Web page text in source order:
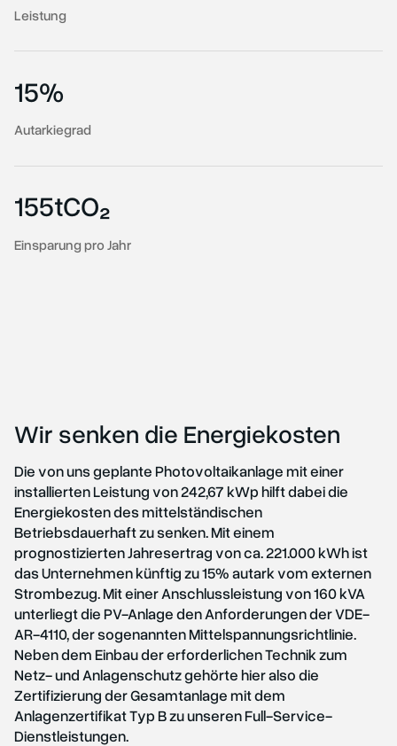
Leistung
15%
Autarkiegrad
155tCO₂
Einsparung pro Jahr
Wir senken die Energiekosten
Die von uns geplante Photovoltaikanlage mit einer
installierten Leistung von 242,67 kWp hilft dabei die
Energiekosten des mittelständischen
Betriebsdauerhaft zu senken. Mit einem
prognostizierten Jahresertrag von ca. 221.000 kWh ist
das Unternehmen künftig zu 15% autark vom externen
Strombezug. Mit einer Anschlussleistung von 160 kVA
unterliegt die PV-Anlage den Anforderungen der VDE-
AR-4110, der sogenannten Mittelspannungsrichtlinie.
Neben dem Einbau der erforderlichen Technik zum
Netz- und Anlagenschutz gehörte hier also die
Zertifizierung der Gesamtanlage mit dem
Anlagenzertifikat Typ B zu unseren Full-Service-
Dienstleistungen.